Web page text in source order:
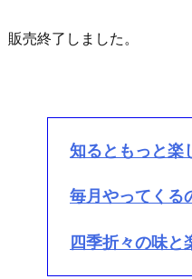
販売終了しました。
知るともっと楽
毎月やってくる
四季折々の味と